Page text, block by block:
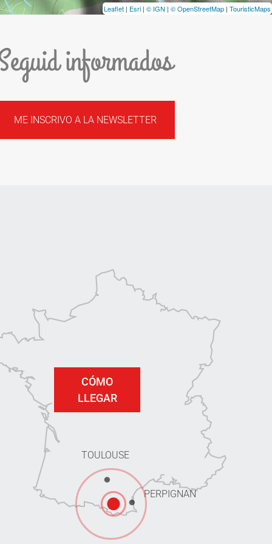
Leaflet | Esri | © IGN | © OpenStreetMap | TouristicMaps
informados
ME INSCRIVO A LA NEWSLETTER
TOULOUSE
PERPIGNAN
CÓMO
LLEGAR